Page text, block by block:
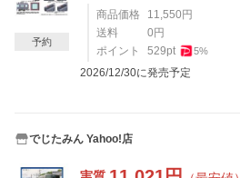
商品価格 11,550 円
送料
0 円
ポイント
529pt 5%
2026/12/30に発売予定
予約
でじたみん Yahoo!店